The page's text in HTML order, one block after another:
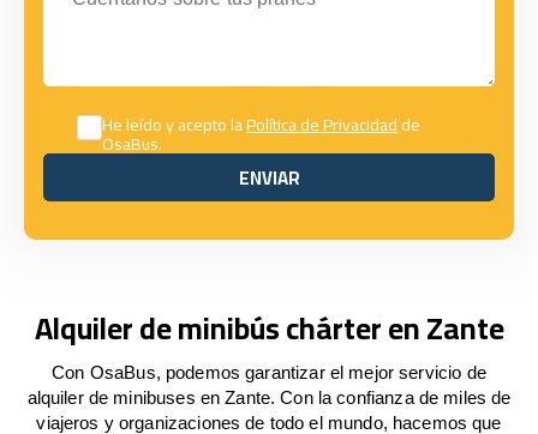
He leído y acepto laPolítica de Privacidadde
OsaBus.
ENVIAR
ENVIAR
Alquiler de minibús chárter en Zante
Con OsaBus, podemos garantizar el mejor servicio de
alquiler de minibuses en Zante. Con la confianza de miles de
viajeros y organizaciones de todo el mundo, hacemos que